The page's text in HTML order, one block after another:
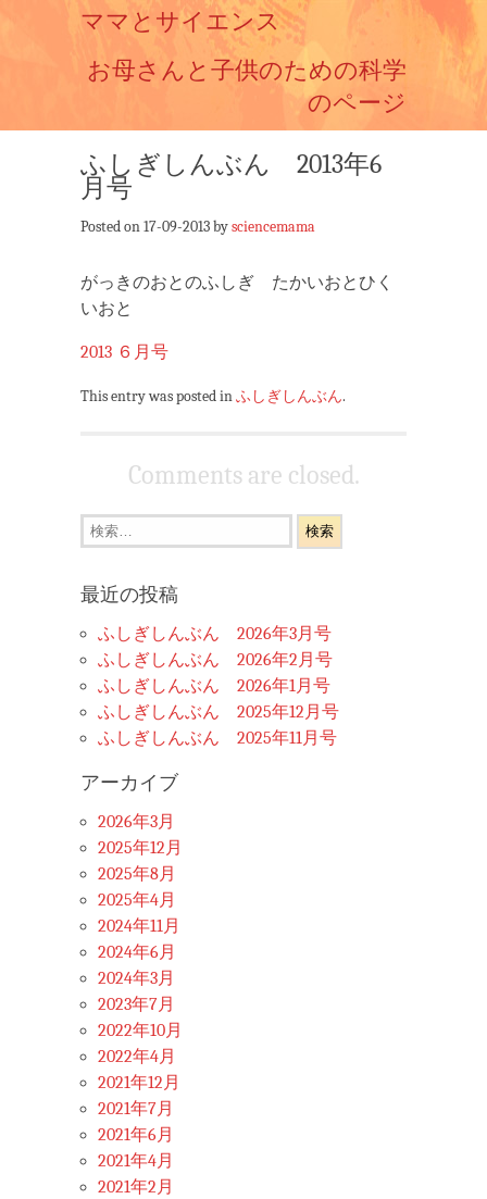
ママとサイエンス
お母さんと子供のための科学
のページ
ふしぎしんぶん 2013年6
月号
Posted on 17-09-2013 bysciencemama
がっきのおとのふしぎ たかいおとひく
いおと
2013 ６月号
This entry was posted in ふしぎしんぶん.
Comments are closed.
検
索:
最近の投稿
ふしぎしんぶん 2026年3月号
ふしぎしんぶん 2026年2月号
ふしぎしんぶん 2026年1月号
ふしぎしんぶん 2025年12月号
ふしぎしんぶん 2025年11月号
アーカイブ
2026年3月
2025年12月
2025年8月
2025年4月
2024年11月
2024年6月
2024年3月
2023年7月
2022年10月
2022年4月
2021年12月
2021年7月
2021年6月
2021年4月
2021年2月